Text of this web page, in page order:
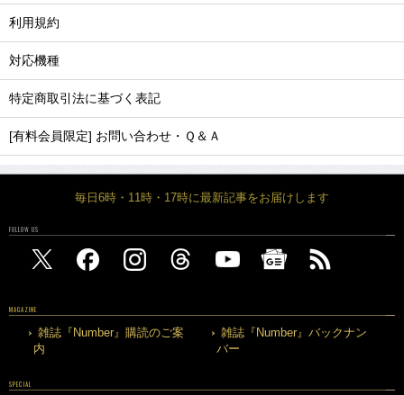
利用規約
対応機種
特定商取引法に基づく表記
[有料会員限定] お問い合わせ・Ｑ＆Ａ
毎日6時・11時・17時に最新記事をお届けします
FOLLOW US
MAGAZINE
雑誌『Number』購読のご案
内
雑誌『Number』バックナン
バー
SPECIAL